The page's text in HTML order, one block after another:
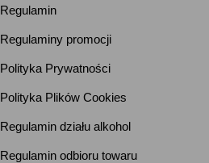
Regulamin
Regulaminy promocji
Polityka Prywatności
Polityka Plików Cookies
Regulamin działu alkohol
Regulamin odbioru towaru